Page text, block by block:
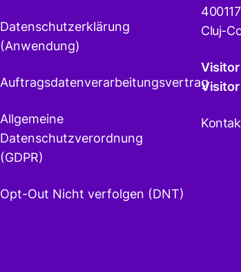
Datenschutzerklärung
(Anwendung)
Auftragsdatenverarbeitungsvertrag
Allgemeine
Datenschutzverordnung
(GDPR)
Opt-Out Nicht verfolgen (DNT)
Cluj-
Visitor
Visitor